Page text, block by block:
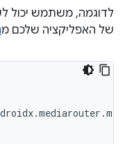
לדוגמה, משתמש יכול
של האפליקציה שלכם מ